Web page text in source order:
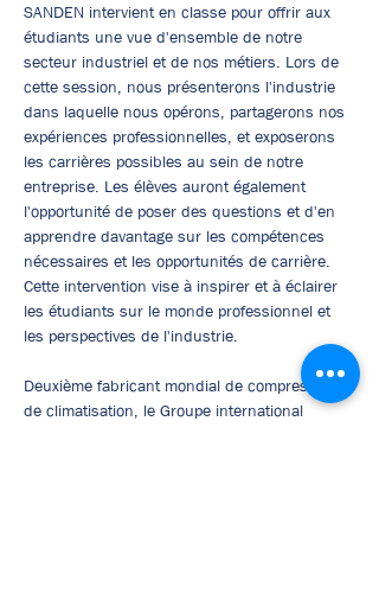
SANDEN intervient en classe pour offrir aux
étudiants une vue d'ensemble de notre
secteur industriel et de nos métiers. Lors de
cette session, nous présenterons l'industrie
dans laquelle nous opérons, partagerons nos
expériences professionnelles, et exposerons
les carrières possibles au sein de notre
entreprise. Les élèves auront également
l'opportunité de poser des questions et d'en
apprendre davantage sur les compétences
nécessaires et les opportunités de carrière.
Cette intervention vise à inspirer et à éclairer
les étudiants sur le monde professionnel et
les perspectives de l'industrie.
Deuxième fabricant mondial de compresseurs
de climatisation, le Groupe international